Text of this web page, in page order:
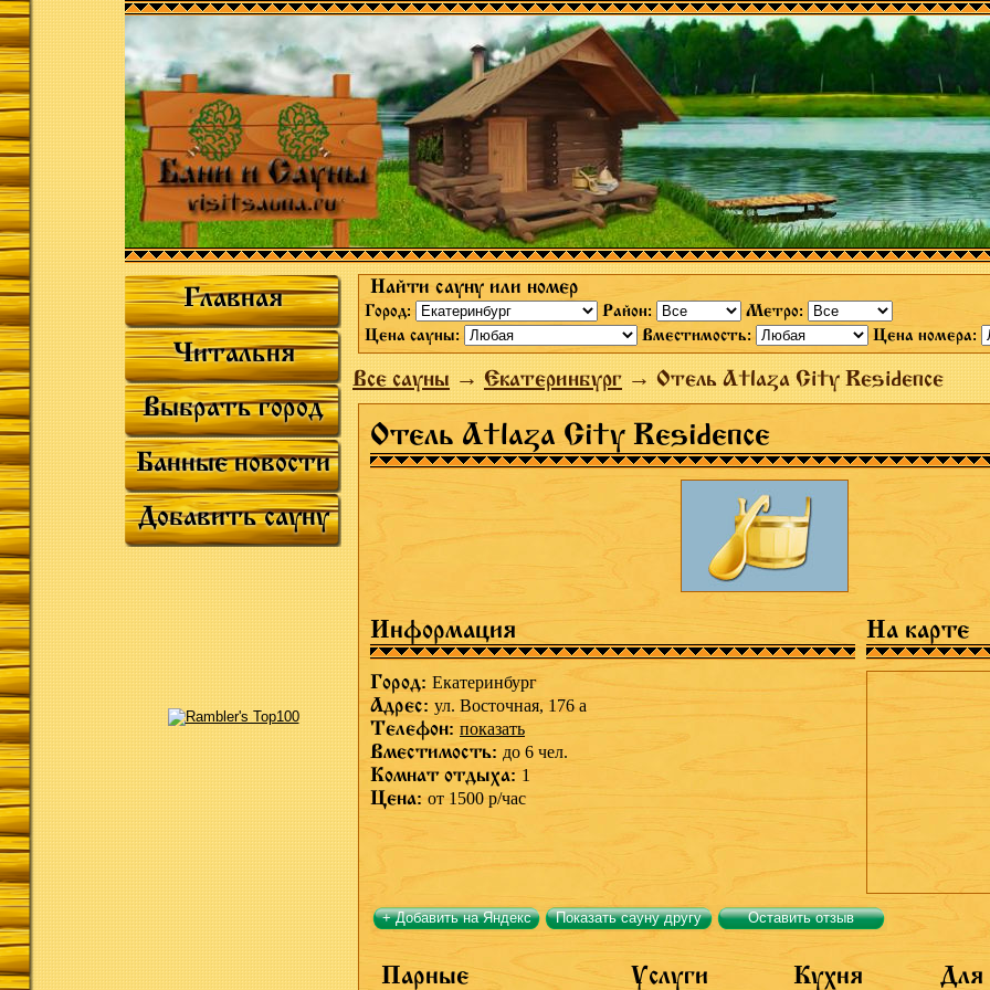
Главная
Читальня
Выбрать город
Банные новости
Добавить сауну
Найти сауну или номер
Город: Район:
Метро:
Цена сауны:
Вместимость: Цена номера:
Все сауны→Екатеринбург→ Отель Atlaza City Residence
Отель Atlaza City Residence
Информация На карте
Город: Екатеринбург
Адрес: ул. Восточная, 176 а
Телефон: показать
Вместимость: до 6 чел.
Комнат отдыха: 1
Цена: от 1500 р/час
+ Добавить на Яндекс Показать сауну другу Оставить отзыв
Парные Услуги Кухня Для